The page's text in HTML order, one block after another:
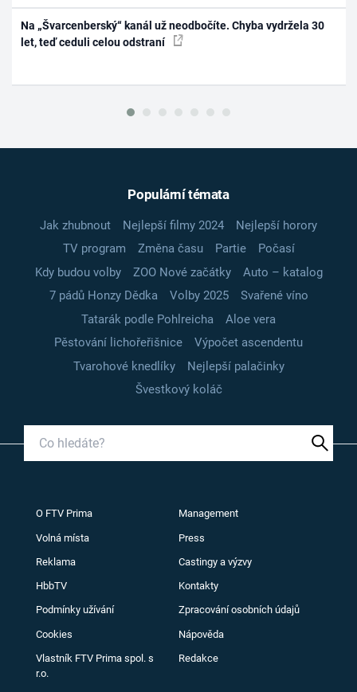
Na „Švarcenberský“ kanál už neodbočíte. Chyba vydržela 30
let, teď ceduli celou odstraní
Populární témata
Jak zhubnout Nejlepší filmy 2024
Nejlepší horory
TV program
Změna času Partie
Počasí
Kdy budou volby
ZOO Nové začátky
Auto – katalog
7 pádů Honzy Dědka
Volby 2025
Svařené víno
Tatarák podle Pohlreicha
Aloe vera
Pěstování lichořeřišnice
Výpočet ascendentu
Tvarohové knedlíky
Nejlepší palačinky
Švestkový koláč
O FTV Prima Management
Volná místa Press
Reklama Castingy a výzvy
HbbTV Kontakty
Podmínky užívání Zpracování osobních údajů
Cookies Nápověda
Vlastník FTV Prima spol. s
r.o.
Redakce